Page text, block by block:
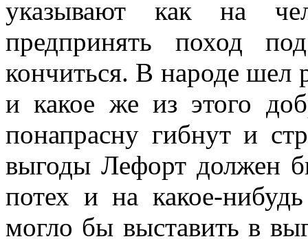
указывают как на
предпринять поход
кончиться. В народе шел
и какое же из этого
понапрасну гибнут и
выгоды Лефорт должен
потех и на какое-
могло бы выставить в